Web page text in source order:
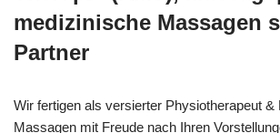
medizinische Massagen
Partner
Wir fertigen als versierter Physiotherapeut
Massagen mit Freude nach Ihren